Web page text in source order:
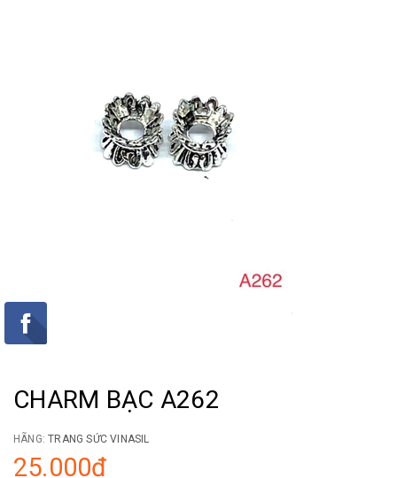
CHARM BẠC A262
HÃNG:TRANG SỨC VINASIL
25.000₫